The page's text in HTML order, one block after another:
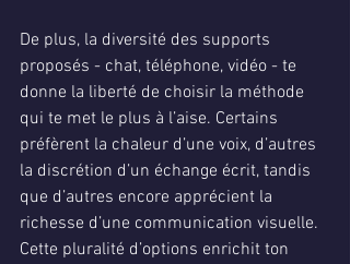
De plus, la diversité des supports
proposés - chat, téléphone, vidéo - te
donne la liberté de choisir la méthode
qui te met le plus à l’aise. Certains
préfèrent la chaleur d’une voix, d’autres
la discrétion d’un échange écrit, tandis
que d’autres encore apprécient la
richesse d’une communication visuelle.
Cette pluralité d’options enrichit ton